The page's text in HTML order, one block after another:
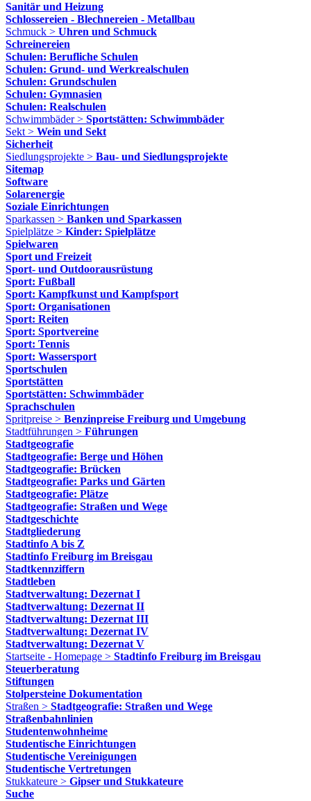
Sanitär und Heizung
Schlossereien - Blechnereien - Metallbau
Schmuck > Uhren und Schmuck
Schreinereien
Schulen: Berufliche Schulen
Schulen: Grund- und Werkrealschulen
Schulen: Grundschulen
Schulen: Gymnasien
Schulen: Realschulen
Schwimmbäder > Sportstätten: Schwimmbäder
Sekt > Wein und Sekt
Sicherheit
Siedlungsprojekte > Bau- und Siedlungsprojekte
Sitemap
Software
Solarenergie
Soziale Einrichtungen
Sparkassen > Banken und Sparkassen
Spielplätze > Kinder: Spielplätze
Spielwaren
Sport und Freizeit
Sport- und Outdoorausrüstung
Sport: Fußball
Sport: Kampfkunst und Kampfsport
Sport: Organisationen
Sport: Reiten
Sport: Sportvereine
Sport: Tennis
Sport: Wassersport
Sportschulen
Sportstätten
Sportstätten: Schwimmbäder
Sprachschulen
Spritpreise > Benzinpreise Freiburg und Umgebung
Stadtführungen > Führungen
Stadtgeografie
Stadtgeografie: Berge und Höhen
Stadtgeografie: Brücken
Stadtgeografie: Parks und Gärten
Stadtgeografie: Plätze
Stadtgeografie: Straßen und Wege
Stadtgeschichte
Stadtgliederung
Stadtinfo A bis Z
Stadtinfo Freiburg im Breisgau
Stadtkennziffern
Stadtleben
Stadtverwaltung: Dezernat I
Stadtverwaltung: Dezernat II
Stadtverwaltung: Dezernat III
Stadtverwaltung: Dezernat IV
Stadtverwaltung: Dezernat V
Startseite - Homepage > Stadtinfo Freiburg im Breisgau
Steuerberatung
Stiftungen
Stolpersteine Dokumentation
Straßen > Stadtgeografie: Straßen und Wege
Straßenbahnlinien
Studentenwohnheime
Studentische Einrichtungen
Studentische Vereinigungen
Studentische Vertretungen
Stukkateure > Gipser und Stukkateure
Suche